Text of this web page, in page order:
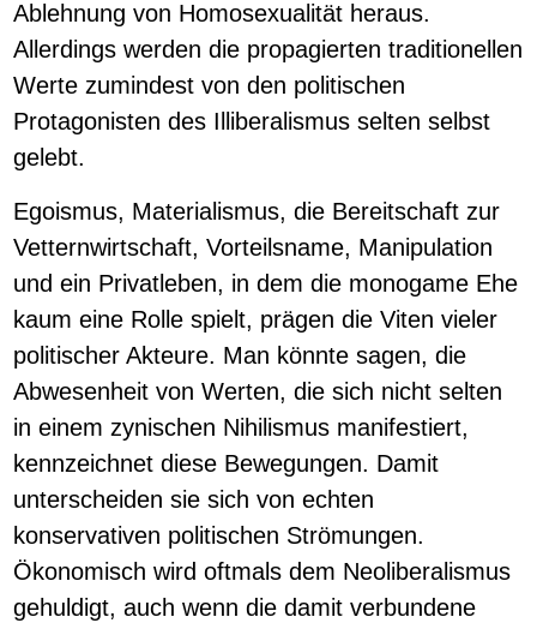
Ablehnung von Homosexualität heraus.
Allerdings werden die propagierten traditionellen
Werte zumindest von den politischen
Protagonisten des Illiberalismus selten selbst
gelebt.
Egoismus, Materialismus, die Bereitschaft zur
Vetternwirtschaft, Vorteilsname, Manipulation
und ein Privatleben, in dem die monogame Ehe
kaum eine Rolle spielt, prägen die Viten vieler
politischer Akteure. Man könnte sagen, die
Abwesenheit von Werten, die sich nicht selten
in einem zynischen Nihilismus manifestiert,
kennzeichnet diese Bewegungen. Damit
unterscheiden sie sich von echten
konservativen politischen Strömungen.
Ökonomisch wird oftmals dem Neoliberalismus
gehuldigt, auch wenn die damit verbundene